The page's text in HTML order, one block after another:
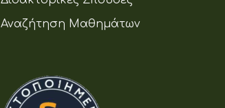
Αναζήτηση Μαθημάτων